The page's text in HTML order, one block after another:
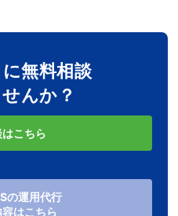
無料相談
んか？
こちら
の運用代行
はこちら